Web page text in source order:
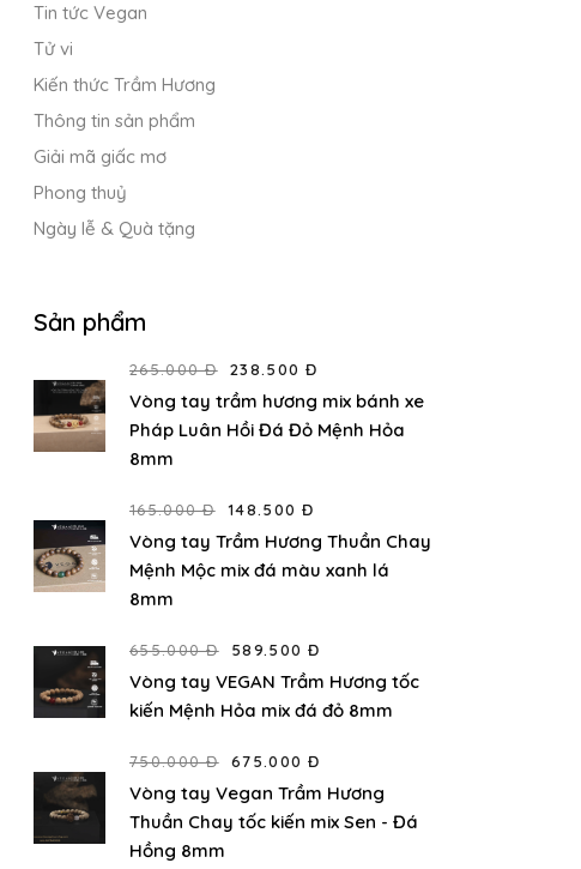
Tin tức Vegan
Tử vi
Kiến thức Trầm Hương
Thông tin sản phẩm
Giải mã giấc mơ
Phong thuỷ
Ngày lễ & Quà tặng
Sản phẩm
265.000 Đ 238.500 Đ
Vòng tay trầm hương mix bánh xe
Pháp Luân Hồi Đá Đỏ Mệnh Hỏa
8mm
165.000 Đ 148.500 Đ
Vòng tay Trầm Hương Thuần Chay
Mệnh Mộc mix đá màu xanh lá
8mm
655.000 Đ 589.500 Đ
Vòng tay VEGAN Trầm Hương tốc
kiến Mệnh Hỏa mix đá đỏ 8mm
750.000 Đ 675.000 Đ
Vòng tay Vegan Trầm Hương
Thuần Chay tốc kiến mix Sen - Đá
Hồng 8mm